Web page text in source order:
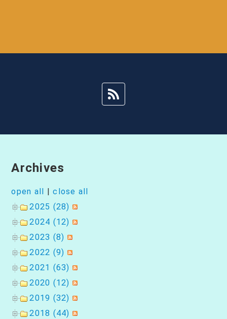
Archives
open all |close all
2025 (28)
2024 (12)
2023 (8)
2022 (9)
2021 (63)
2020 (12)
2019 (32)
2018 (44)